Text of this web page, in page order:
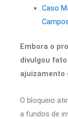
Caso
Embora o
divulgou
ajuizamento
O bloqueio
a fundos de